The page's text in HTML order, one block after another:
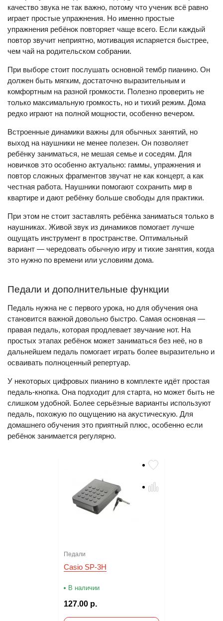
качество звука не так важно, потому что ученик всё равно
играет простые упражнения. Но именно простые
упражнения ребёнок повторяет чаще всего. Если каждый
повтор звучит неприятно, мотивация испаряется быстрее,
чем чай на родительском собрании.
При выборе стоит послушать основной тембр пианино. Он
должен быть мягким, достаточно выразительным и
комфортным на разной громкости. Полезно проверить не
только максимальную громкость, но и тихий режим. Дома
редко играют на полной мощности, особенно вечером.
Встроенные динамики важны для обычных занятий, но
выход на наушники не менее полезен. Он позволяет
ребёнку заниматься, не мешая семье и соседям. Для
новичков это особенно актуально: гаммы, упражнения и
повтор сложных фрагментов звучат не как концерт, а как
честная работа. Наушники помогают сохранить мир в
квартире и дают ребёнку больше свободы для практики.
При этом не стоит заставлять ребёнка заниматься только в
наушниках. Живой звук из динамиков помогает лучше
ощущать инструмент в пространстве. Оптимальный
вариант — чередовать обычную игру и тихие занятия, когда
это нужно по времени или условиям дома.
Педали и дополнительные функции
Педаль нужна не с первого урока, но для обучения она
становится важной довольно быстро. Самая основная —
правая педаль, которая продлевает звучание нот. На
простых этапах ребёнок может заниматься без неё, но в
дальнейшем педаль помогает играть более выразительно и
осваивать полноценный репертуар.
У некоторых цифровых пианино в комплекте идёт простая
педаль-кнопка. Она подходит для старта, но может быть не
слишком удобной. Более серьёзные варианты используют
педаль, похожую по ощущению на акустическую. Для
домашнего обучения это приятный плюс, особенно если
ребёнок занимается регулярно.
Педали
Casio SP-3H
В наличии
127.00 р.